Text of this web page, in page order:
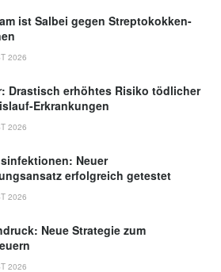
ist Salbei gegen Streptokokken-
2026
Drastisch erhöhtes Risiko tödlicher
Erkrankungen
2026
Neuer
erfolgreich getestet
2026
Neue Strategie zum
2026